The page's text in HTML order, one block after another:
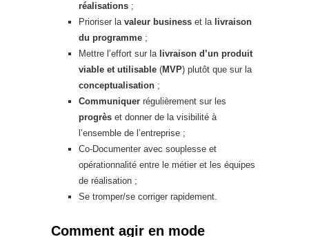
réalisations ;
Prioriser la valeur business et la livraison
du programme ;
Mettre l’effort sur la livraison d’un produit
viable et utilisable (MVP) plutôt que sur la
conceptualisation ;
Communiquer régulièrement sur les
progrès et donner de la visibilité à
l’ensemble de l’entreprise ;
Co-Documenter avec souplesse et
opérationnalité entre le métier et les équipes
de réalisation ;
Se tromper/se corriger rapidement.
Comment agir en mode